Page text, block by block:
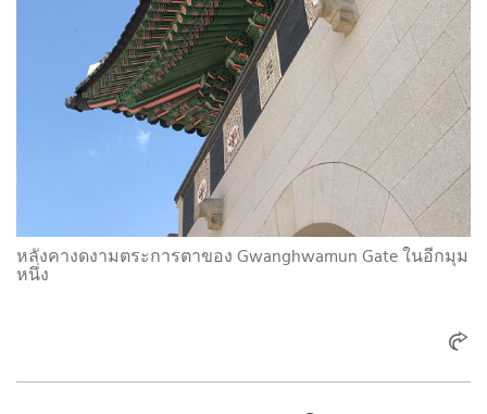
หลังคางดงามตระการตาของ Gwanghwamun Gate ในอีกมุม
หนึ่ง